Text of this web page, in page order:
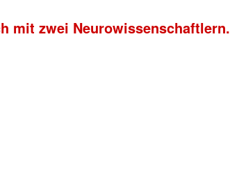
mit zwei Neurowissenschaftlern.